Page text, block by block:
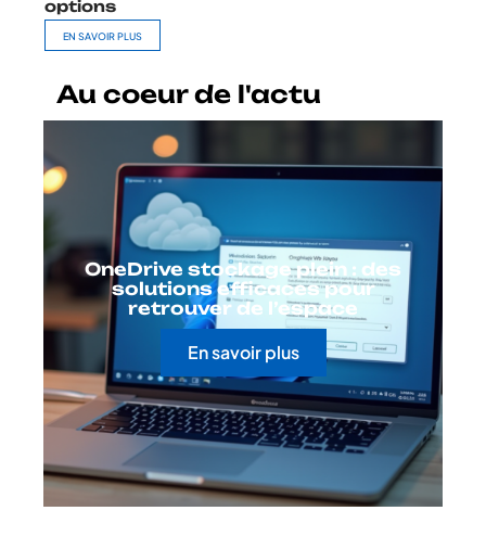
options
EN SAVOIR PLUS
Au coeur de l'actu
OneDrive stockage plein : des
solutions efficaces pour
retrouver de l’espace
En savoir plus